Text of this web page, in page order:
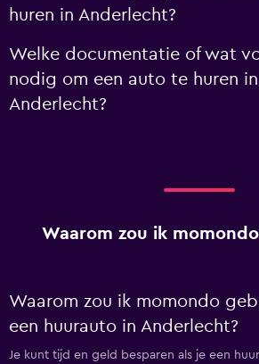
huren in Anderlecht?
Welke documentatie of wat
nodig om een auto te huren in
Anderlecht?
Waarom zou ik
Waarom zou ik momondo
een huurauto in Anderlecht?
Je kunt tijd en geld besparen als je een